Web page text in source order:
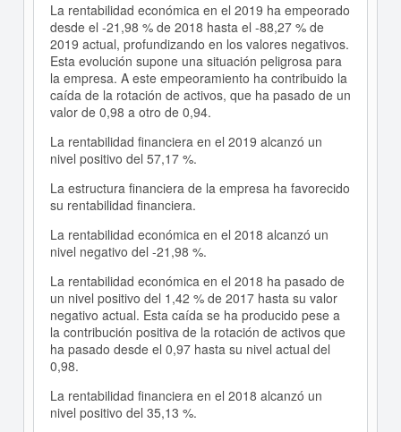
La rentabilidad económica en el 2019 ha empeorado
desde el -21,98 % de 2018 hasta el -88,27 % de
2019 actual, profundizando en los valores negativos.
Esta evolución supone una situación peligrosa para
la empresa. A este empeoramiento ha contribuido la
caída de la rotación de activos, que ha pasado de un
valor de 0,98 a otro de 0,94.
La rentabilidad financiera en el 2019 alcanzó un
nivel positivo del 57,17 %.
La estructura financiera de la empresa ha favorecido
su rentabilidad financiera.
La rentabilidad económica en el 2018 alcanzó un
nivel negativo del -21,98 %.
La rentabilidad económica en el 2018 ha pasado de
un nivel positivo del 1,42 % de 2017 hasta su valor
negativo actual. Esta caída se ha producido pese a
la contribución positiva de la rotación de activos que
ha pasado desde el 0,97 hasta su nivel actual del
0,98.
La rentabilidad financiera en el 2018 alcanzó un
nivel positivo del 35,13 %.